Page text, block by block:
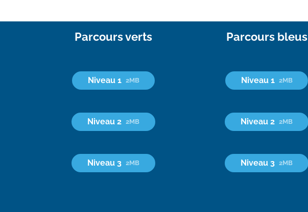
Parcours verts Parcours bleus
Niveau 1 2MB Niveau 1 2MB
Niveau 2 2MB Niveau 2 2MB
Niveau 3 2MB Niveau 3 2MB